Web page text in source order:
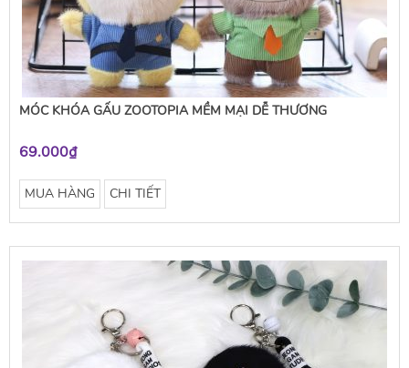
MÓC KHÓA GẤU ZOOTOPIA MỀM MẠI DỄ THƯƠNG
69.000₫
MUA HÀNG CHI TIẾT